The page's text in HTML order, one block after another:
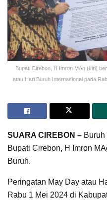
Bupati Cirebon, H Imron MAg (kiri)
atau Hari Buruh Internasional pada
SUARA CIREBON –
Bupati Cirebon, H Imron
Buruh.
Peringatan May Day atau
Rabu 1 Mei 2024 di